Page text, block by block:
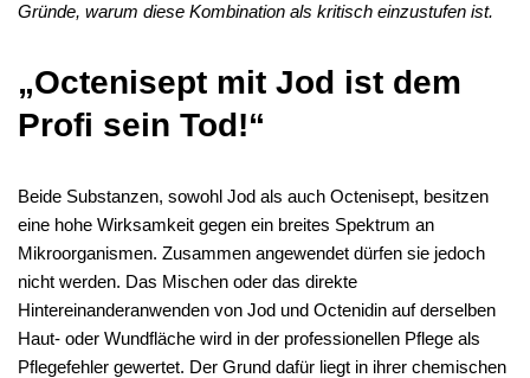
Gründe, warum diese Kombination als kritisch einzustufen ist.
„Octenisept mit Jod ist dem
Profi sein Tod!“
Beide Substanzen, sowohl Jod als auch Octenisept, besitzen
eine hohe Wirksamkeit gegen ein breites Spektrum an
Mikroorganismen. Zusammen angewendet dürfen sie jedoch
nicht werden. Das Mischen oder das direkte
Hintereinanderanwenden von Jod und Octenidin auf derselben
Haut- oder Wundfläche wird in der professionellen Pflege als
Pflegefehler gewertet. Der Grund dafür liegt in ihrer chemischen